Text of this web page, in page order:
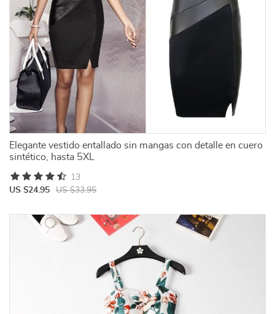
Elegante vestido entallado sin mangas con detalle en cuero
sintético, hasta 5XL
US $24.95 US $33.95
13